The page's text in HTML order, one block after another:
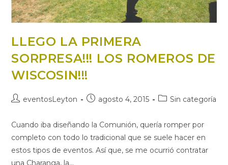
LLEGO LA PRIMERA
SORPRESA!!! LOS ROMEROS DE
WISCOSIN!!!
Autor
la
entrada:
eventosLeyton
Publicación
entrada:
agosto 4, 2015
Categoría
la
entrada:
Sin categoría
Cuando iba diseñando la Comunión, quería romper por
completo con todo lo tradicional que se suele hacer en
estos tipos de eventos. Así que, se me ocurrió contratar
una Charanga, la…